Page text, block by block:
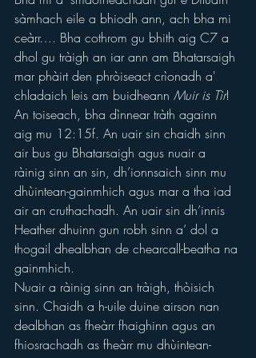
sàmhach eile a bhiodh ann, ach bha mi
ceàrr…. Bha cothrom gu bhith aig C7 a
dhol gu tràigh an iar ann am Bhatarsaigh
mar phàirt den phròiseact crìonadh a'
chladaich leis am buidheann Muir is Tìr!
An toiseach, bha dìnnear tràth againn
aig mu 12:15f. An uair sin chaidh sinn
air bus gu Bhatarsaigh agus nuair a
ràinig sinn an sin, dh’ionnsaich sinn mu
dhùintean-gainmhich agus mar a tha iad
air an cruthachadh. An uair sin dh’innis
Heather dhuinn gun robh sinn a’ dol a
thogail dhealbhan de chearcall-beatha na
gainmhich.
Nuair a ràinig sinn an tràigh, thòisich
sinn. Chaidh a h-uile duine airson nan
dealbhan as fheàrr fhaighinn agus an
fhiosrachadh as fheàrr mu dhùintean-